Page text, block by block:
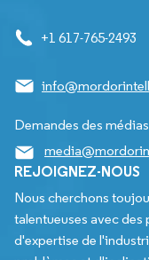
+1 617-765-2493
Demandes des
REJOIGNEZ-NOUS
Nous cherchons
talentueuses avec
d'expertise de